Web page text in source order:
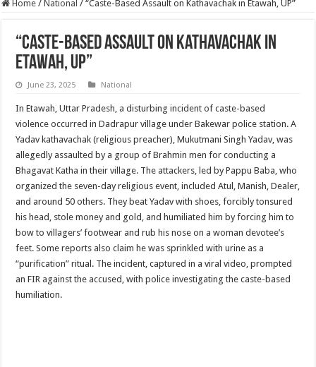
Home / National / “Caste-Based Assault on Kathavachak in Etawah, UP”
“Caste-Based Assault on Kathavachak in
Etawah, UP”
June 23, 2025 National
In Etawah, Uttar Pradesh, a disturbing incident of caste-based
violence occurred in Dadrapur village under Bakewar police station. A
Yadav kathavachak (religious preacher), Mukutmani Singh Yadav, was
allegedly assaulted by a group of Brahmin men for conducting a
Bhagavat Katha in their village. The attackers, led by Pappu Baba, who
organized the seven-day religious event, included Atul, Manish, Dealer,
and around 50 others. They beat Yadav with shoes, forcibly tonsured
his head, stole money and gold, and humiliated him by forcing him to
bow to villagers’ footwear and rub his nose on a woman devotee’s
feet. Some reports also claim he was sprinkled with urine as a
“purification” ritual. The incident, captured in a viral video, prompted
an FIR against the accused, with police investigating the caste-based
humiliation.